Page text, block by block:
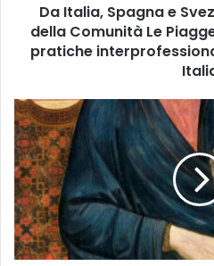
a
e
S
v
e
z
i
a
i
Da Italia, Spagna e
della Comunità Le
pratiche
P
e
r
u
g
i
a
,
G